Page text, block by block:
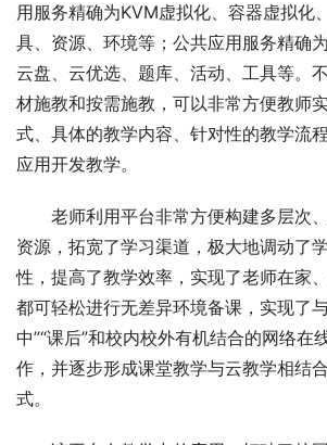
用服务精确为KVM虚拟化、容器虚拟化
具、资源、环境等；公共应用服务精确
云盘、云优选、题库、活动、工具等。
材施教和按需施教，可以非常方便教师
式、具体的教学内容、针对性的教学流
应用开发教学。
老师利用平台非常方便构建多层次
资源，拓宽了学习渠道，极大地调动了
性，提高了教学效率，实现了老师在家
都可轻松进行无差异环境备课，实现了
中”“课后”和校内校外有机结合的网络在
作，并逐步形成课堂教学与云教学相结
式。